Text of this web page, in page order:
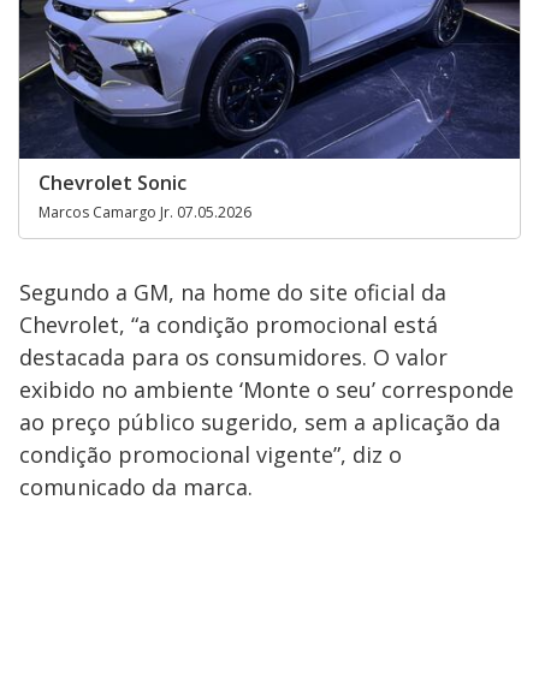
Chevrolet Sonic
Marcos Camargo Jr. 07.05.2026
Segundo a GM, na home do site oficial da
Chevrolet, “a condição promocional está
destacada para os consumidores. O valor
exibido no ambiente ‘Monte o seu’ corresponde
ao preço público sugerido, sem a aplicação da
condição promocional vigente”, diz o
comunicado da marca.